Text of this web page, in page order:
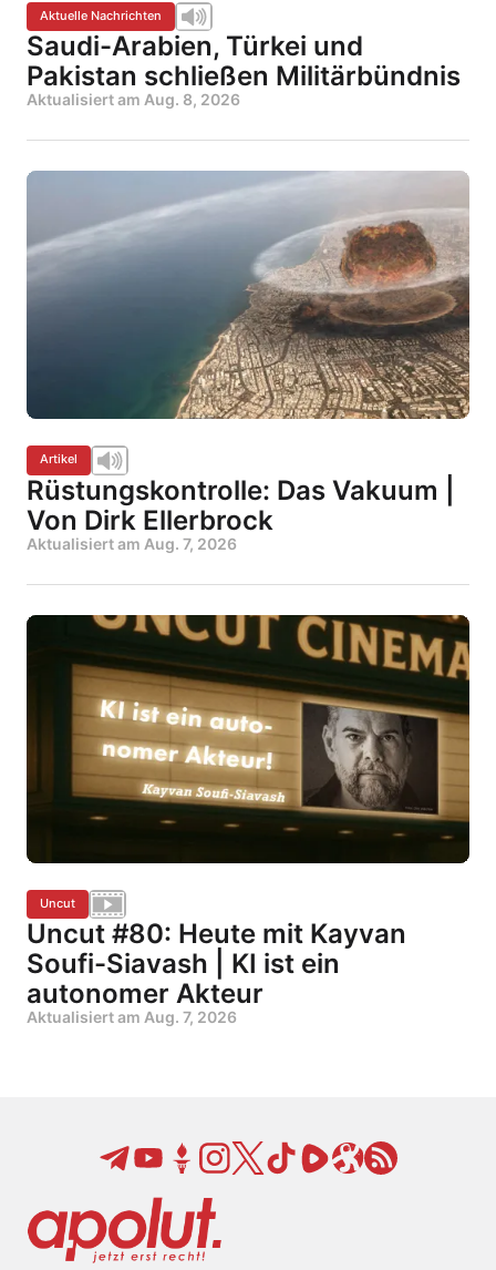
Aktuelle Nachrichten
Saudi-Arabien, Türkei und
Pakistan schließen Militärbündnis
Aktualisiert am Aug. 8, 2026
Artikel
Rüstungskontrolle: Das Vakuum |
Von Dirk Ellerbrock
Aktualisiert am Aug. 7, 2026
Uncut
Uncut #80: Heute mit Kayvan
Soufi-Siavash | KI ist ein
autonomer Akteur
Aktualisiert am Aug. 7, 2026